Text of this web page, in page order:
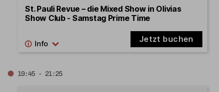
St. Pauli Revue – die Mixed Show in Olivias
Show Club - Samstag Prime Time
Jetzt buchen
19:45 - 21:25